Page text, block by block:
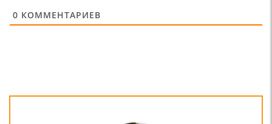
0 КОММЕНТАРИЕВ